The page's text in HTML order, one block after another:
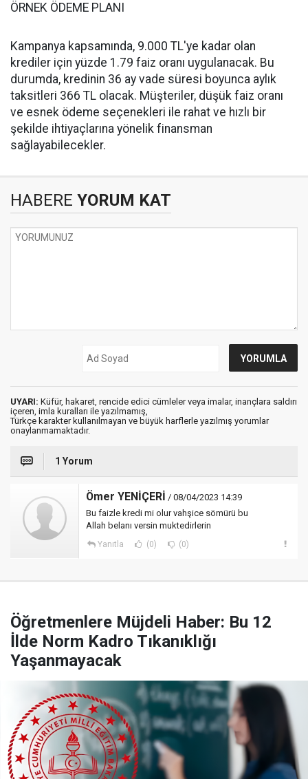
ÖRNEK ÖDEME PLANI
Kampanya kapsamında, 9.000 TL'ye kadar olan
krediler için yüzde 1.79 faiz oranı uygulanacak. Bu
durumda, kredinin 36 ay vade süresi boyunca aylık
taksitleri 366 TL olacak. Müşteriler, düşük faiz oranı
ve esnek ödeme seçenekleri ile rahat ve hızlı bir
şekilde ihtiyaçlarına yönelik finansman
sağlayabilecekler.
HABERE YORUM KAT
UYARI: Küfür, hakaret, rencide edici cümleler veya imalar, inançlara saldırı
içeren, imla kuralları ile yazılmamış,
Türkçe karakter kullanılmayan ve büyük harflerle yazılmış yorumlar
onaylanmamaktadır.
1 Yorum
Ömer YENİÇERİ / 08/04/2023 14:39
Bu faizle kredi mi olur vahşice sömürü bu
Allah belanı versin muktedirlerin
Yanıtla (0) (0)
Öğretmenlere Müjdeli Haber: Bu 12
İlde Norm Kadro Tıkanıklığı
Yaşanmayacak